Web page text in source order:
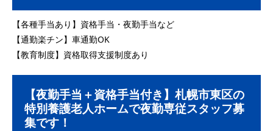
【各種手当あり】資格手当・夜勤手当など
【通勤楽チン】車通勤OK
【教育制度】資格取得支援制度あり
【夜勤手当＋資格手当付き】札幌市東区の
特別養護老人ホームで夜勤専従スタッフ募
集です！